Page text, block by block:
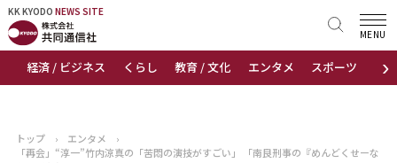
KK KYODO NEWS SITE
›
経済 / ビジネス くらし 教育 / 文化 エンタメ スポーツ 地域
MENU
KK KYODONEWS SITE
トップページ
トップ › エンタメ
›
「再会」“淳一”竹内涼真の「苦悶の演技がすごい」 「南良刑事の『めんどくせーな